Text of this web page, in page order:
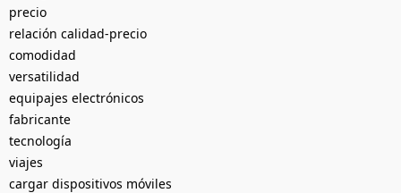
precio
relación calidad-precio
comodidad
versatilidad
equipajes electrónicos
fabricante
tecnología
viajes
cargar dispositivos móviles